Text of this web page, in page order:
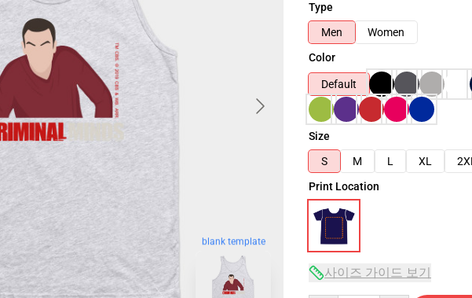
blank template
Type
Men
Women
Color
Default
Size
S
M L XL 2XL
Print Location
사이즈 가이드 보기